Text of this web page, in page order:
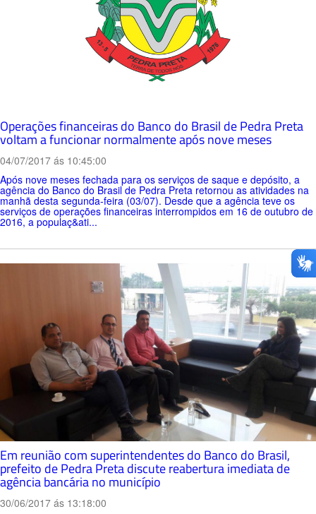
Operações financeiras do Banco do Brasil de Pedra Preta
voltam a funcionar normalmente após nove meses
04/07/2017 ás 10:45:00
Após nove meses fechada para os serviços de saque e depósito, a
agência do Banco do Brasil de Pedra Preta retornou as atividades na
manhã desta segunda-feira (03/07). Desde que a agência teve os
serviços de operações financeiras interrompidos em 16 de outubro de
2016, a populaç&ati...
Em reunião com superintendentes do Banco do Brasil,
prefeito de Pedra Preta discute reabertura imediata de
agência bancária no município
30/06/2017 ás 13:18:00